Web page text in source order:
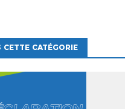
CATÉGORIE